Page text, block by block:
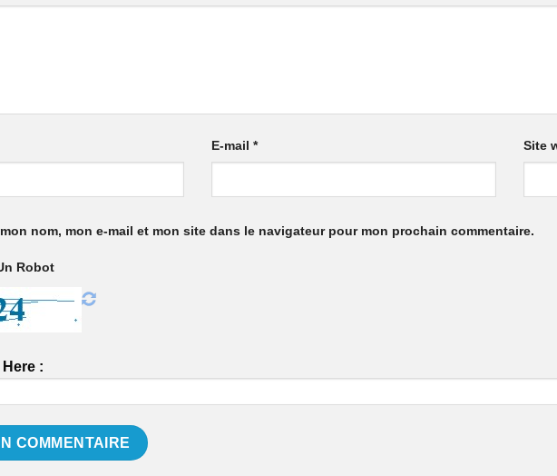
E-mail* Site
nom, mon e-mail et mon site dans le navigateur pour mon prochain commentaire.
Robot
: